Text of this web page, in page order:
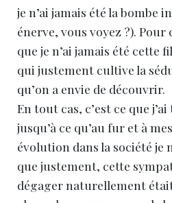
je n’ai jamais été la bombe
énerve, vous voyez ?).
que je n’ai jamais été cette
qui justement cultive la
qu’on a envie de découvrir.
En tout cas, c’est ce que
jusqu’à ce qu’au fur et à
évolution dans la société je
que justement, cette
dégager naturellement